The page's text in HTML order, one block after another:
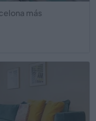
más